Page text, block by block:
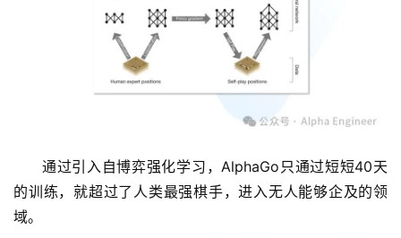
通过引入自博弈强化学习，AlphaGo只通过短短40天
的训练，就超过了人类最强棋手，进入无人能够企及的领
域。